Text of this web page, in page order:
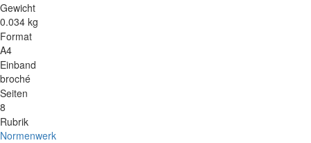
Gewicht
0.034 kg
Format
A4
Einband
broché
Seiten
8
Rubrik
Normenwerk